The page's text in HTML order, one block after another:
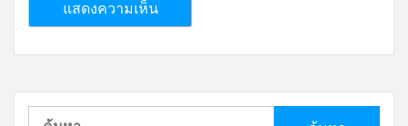
ค้นหา